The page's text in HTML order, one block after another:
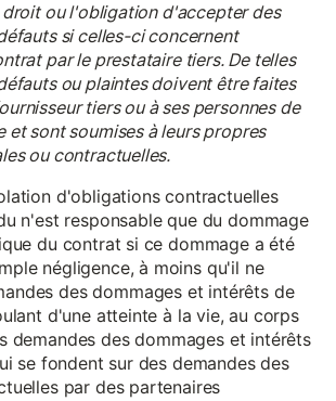
droit ou l'obligation d'accepter des
si celles-ci concernent
par le prestataire tiers. De telles
ou plaintes doivent être faites
tiers ou à ses personnes de
et sont soumises à leurs propres
ou contractuelles.
d'obligations contractuelles
n'est responsable que du dommage
du contrat si ce dommage a été
négligence, à moins qu'il ne
des dommages et intérêts de
d'une atteinte à la vie, au corps
demandes des dommages et intérêts
se fondent sur des demandes des
par des partenaires